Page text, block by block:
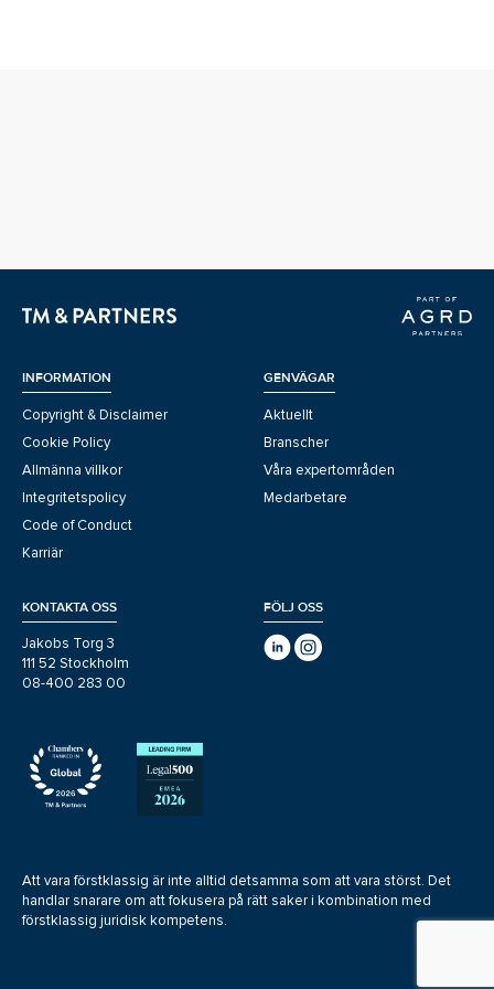
INFORMATION
Copyright & Disclaimer
Cookie Policy
Allmänna villkor
Integritetspolicy
Code of Conduct
Karriär
GENVÄGAR
Aktuellt
Branscher
Våra expertområden
Medarbetare
KONTAKTA OSS
Jakobs Torg 3
111 52 Stockholm
08-400 283 00
FÖLJ OSS
Att vara förstklassig är inte alltid detsamma som att vara störst. Det
handlar snarare om att fokusera på rätt saker i kombination med
förstklassig juridisk kompetens.